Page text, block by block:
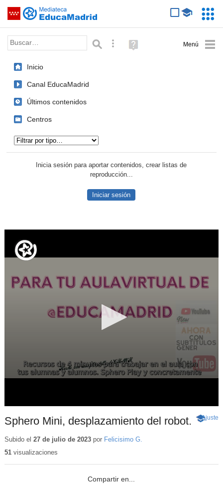
Saltar navegación
Palabra o frase: Búsqueda avanzada
Ayuda
(en
Inicio
Canal EducaMadrid
Últimos contenidos
Centros
Inicia sesión para aportar contenidos, crear listas de
reproducción...
Iniciar sesión
Sphero Mini, desplazamiento del robot.
-
Ajuste
Subido el 27 de julio de 2023por Felicisimo G.
51visualizaciones